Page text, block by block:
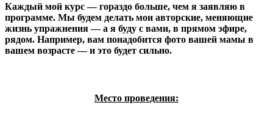
Каждый мой курс — гораздо больше, чем я заявляю в
программе. Мы будем делать мои авторские, меняющие
жизнь упражнения — а я буду с вами, в прямом эфире,
рядом. Например, вам понадобится фото вашей мамы в
вашем возрасте — и это будет сильно.
Место проведения: